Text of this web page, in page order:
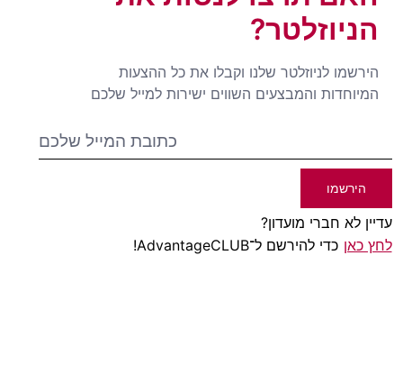
הניוזלטר?
הירשמו לניוזלטר שלנו וקבלו את כל ההצעות
המיוחדות והמבצעים השווים ישירות למייל שלכם
הירשמו
עדיין לא חברי מועדון?
לחץ כאן כדי להירשם ל־AdvantageCLUB!